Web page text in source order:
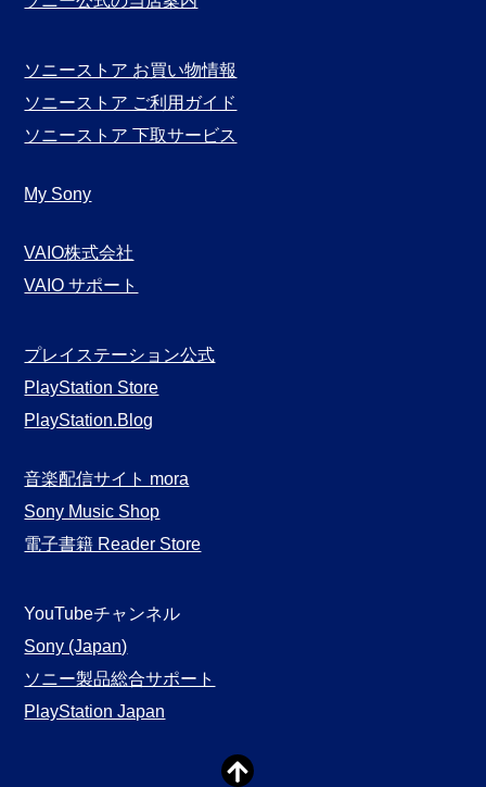
ソニーストア お買い物情報
ソニーストア ご利用ガイド
ソニーストア 下取サービス
My Sony
VAIO株式会社
VAIO サポート
プレイステーション公式
PlayStation Store
PlayStation.Blog
音楽配信サイト mora
Sony Music Shop
電子書籍 Reader Store
YouTubeチャンネル
Sony (Japan)
ソニー製品総合サポート
PlayStation Japan